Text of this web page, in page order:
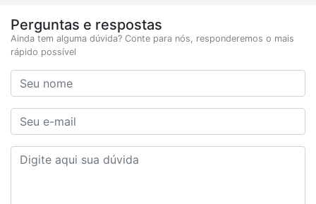
Perguntas e respostas
Ainda tem alguma dúvida? Conte para nós, responderemos o mais
rápido possível